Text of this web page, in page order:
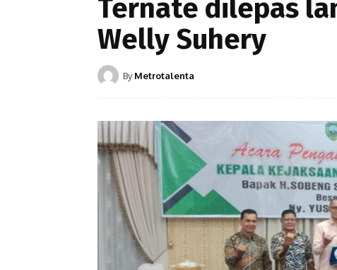
Ternate dilepas
Welly Suhery
By Metrotalenta